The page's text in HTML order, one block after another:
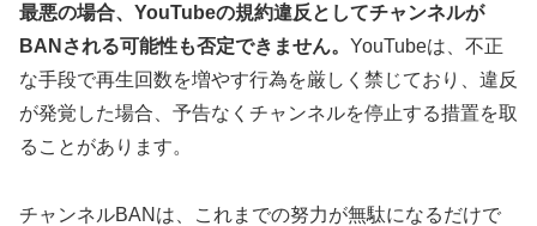
最悪の場合、YouTubeの規約違反としてチャンネルが
BANされる可能性も否定できません。 YouTubeは、不正
な手段で再生回数を増やす行為を厳しく禁じており、違反
が発覚した場合、予告なくチャンネルを停止する措置を取
ることがあります。
チャンネルBANは、これまでの努力が無駄になるだけで